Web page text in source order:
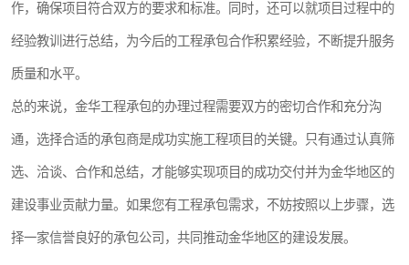
作，确保项目符合双方的要求和标准。同时，还可以就项目过程中的
经验教训进行总结，为今后的工程承包合作积累经验，不断提升服务
质量和水平。
总的来说，金华工程承包的办理过程需要双方的密切合作和充分沟
通，选择合适的承包商是成功实施工程项目的关键。只有通过认真筛
选、洽谈、合作和总结，才能够实现项目的成功交付并为金华地区的
建设事业贡献力量。如果您有工程承包需求，不妨按照以上步骤，选
择一家信誉良好的承包公司，共同推动金华地区的建设发展。